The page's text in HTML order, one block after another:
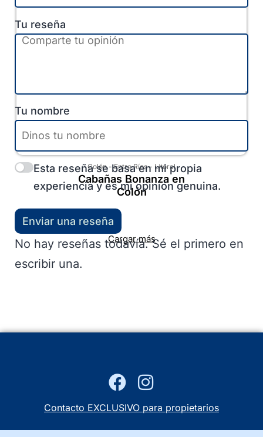
Colón-Entre Ríos- Litoral
Cabañas Bonanza en
Colón
Cargar más
Tu reseña
Tu nombre
Esta reseña se basa en mi propia
experiencia y es mi opinión genuina.
Enviar una reseña
No hay reseñas todavía. Sé el primero en
escribir una.
Contacto EXCLUSIVO para propietarios